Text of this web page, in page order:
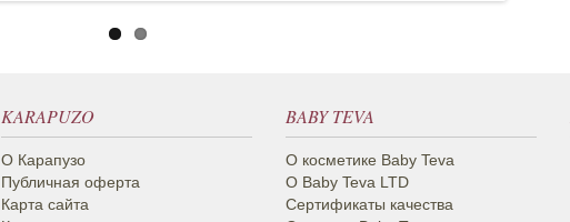
KARAPUZO
О Карапузо
Публичная оферта
Карта сайта
BABY TEVA
О косметике Вaby Teva
О Baby Teva LTD
Сертификаты качества